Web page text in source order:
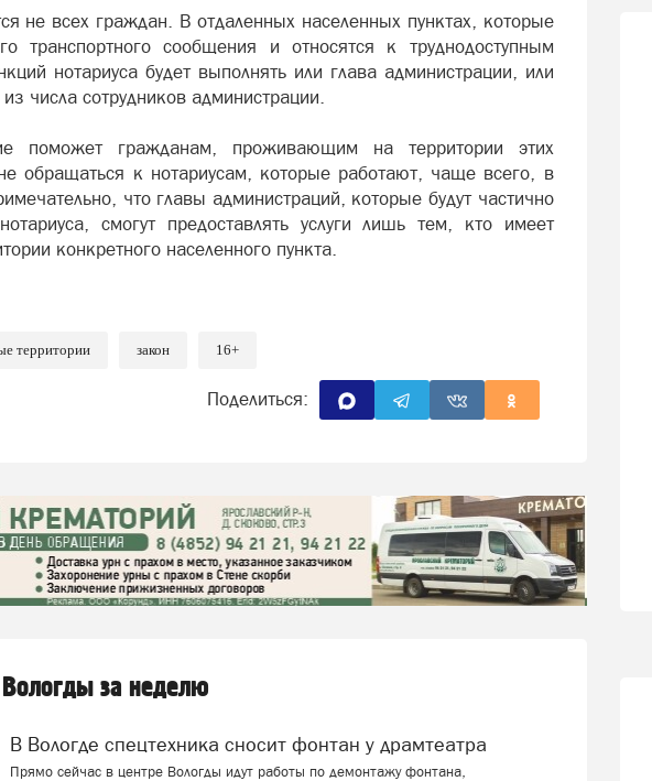
не всех граждан. В отдаленных населенных пунктах, которые
транспортного сообщения и относятся к труднодоступным
нотариуса будет выполнять или глава администрации, или
числа сотрудников администрации.
поможет гражданам, проживающим на территории этих
обращаться к нотариусам, которые работают, чаще всего, в
что главы администраций, которые будут частично
смогут предоставлять услуги лишь тем, кто имеет
конкретного населенного пункта.
территории закон 16+
Поделиться:
за неделю
В Вологде спецтехника сносит фонтан у драмтеатра
Прямо сейчас в центре Вологды идут работы по демонтажу фонтана,